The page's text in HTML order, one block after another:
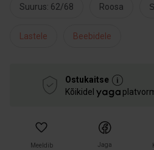
Suurus: 62/68 Roosa
Lastele Beebidele
Ostukaitse
Kõikidel
Meeldib Jaga